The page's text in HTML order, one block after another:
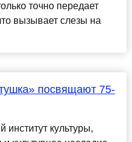
точно передает
вызывает слезы на
посвящают 75-
институт культуры,